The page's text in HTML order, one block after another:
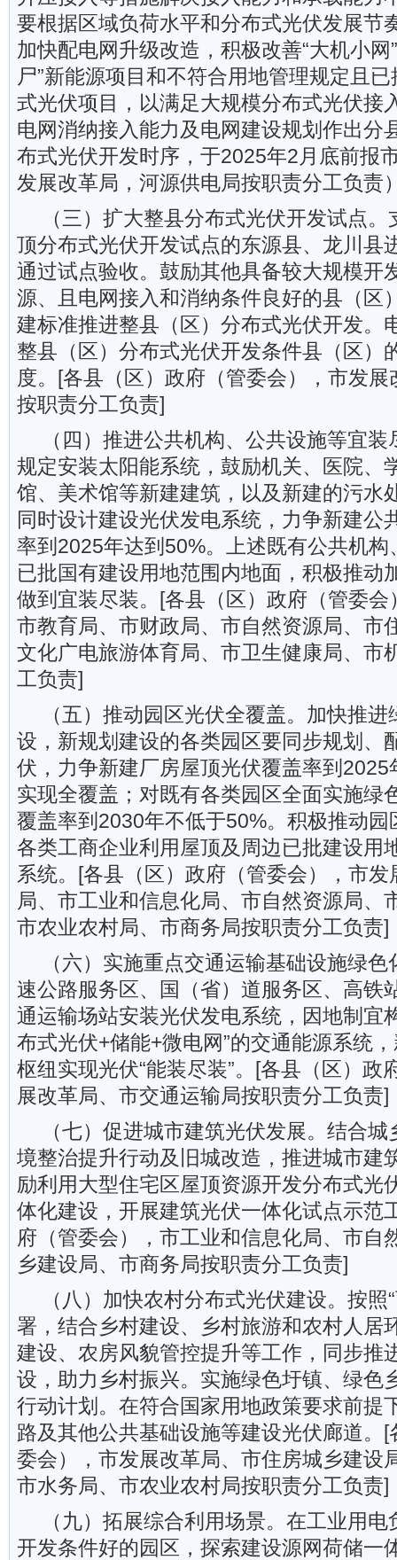
要根据区域负荷水平和分布式光伏发展节
加快配电网升级改造，积极改善“大机小网
尸”新能源项目和不符合用地管理规定且
式光伏项目，以满足大规模分布式光伏接
电网消纳接入能力及电网建设规划作出分
布式光伏开发时序，于2025年2月底前报
发展改革局，河源供电局按职责分工负责
（三）扩大整县分布式光伏开发试点
顶分布式光伏开发试点的东源县、龙川县
通过试点验收。鼓励其他具备较大规模开
源、且电网接入和消纳条件良好的县（区
建标准推进整县（区）分布式光伏开发。
整县（区）分布式光伏开发条件县（区）
度。[各县（区）政府（管委会），市发
按职责分工负责]
（四）推进公共机构、公共设施等宜
规定安装太阳能系统，鼓励机关、医院、
馆、美术馆等新建建筑，以及新建的污水
同时设计建设光伏发电系统，力争新建公
率到2025年达到50%。上述既有公共机
已批国有建设用地范围内地面，积极推动
做到宜装尽装。[各县（区）政府（管委
市教育局、市财政局、市自然资源局、市
文化广电旅游体育局、市卫生健康局、市
工负责]
（五）推动园区光伏全覆盖。加快推
设，新规划建设的各类园区要同步规划、
伏，力争新建厂房屋顶光伏覆盖率到
实现全覆盖；对既有各类园区全面实施绿
覆盖率到2030年不低于50%。积极推动
各类工商企业利用屋顶及周边已批建设用
系统。[各县（区）政府（管委会），市
局、市工业和信息化局、市自然资源局、
市农业农村局、市商务局按职责分工负责]
（六）实施重点交通运输基础设施绿
速公路服务区、国（省）道服务区、高铁
通运输场站安装光伏发电系统，因地制宜
布式光伏+储能+微电网”的交通能源系统
枢纽实现光伏“能装尽装”。[各县（区）政
展改革局、市交通运输局按职责分工负责]
（七）促进城市建筑光伏发展。结合
境整治提升行动及旧城改造，推进城市建
励利用大型住宅区屋顶资源开发分布式光
体化建设，开展建筑光伏一体化试点示范
府（管委会），市工业和信息化局、市自
乡建设局、市商务局按职责分工负责]
（八）加快农村分布式光伏建设。按照
署，结合乡村建设、乡村旅游和农村人居
建设、农房风貌管控提升等工作，同步推
设，助力乡村振兴。实施绿色圩镇、绿色
行动计划。在符合国家用地政策要求前提
路及其他公共基础设施等建设光伏廊道。
委会），市发展改革局、市住房城乡建设
市水务局、市农业农村局按职责分工负责]
（九）拓展综合利用场景。在工业用
开发条件好的园区，探索建设源网荷储一